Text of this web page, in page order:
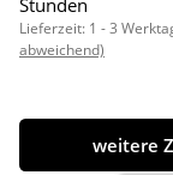
Stunden
Lieferzeit: 1 - 3
abweichend)
weitere